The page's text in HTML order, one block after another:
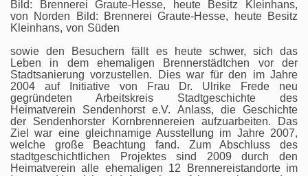
Bild: Brennerei Graute-Hesse, heute Besitz Kleinhans,
von Norden Bild: Brennerei Graute-Hesse, heute Besitz
Kleinhans, von Süden
sowie den Besuchern fällt es heute schwer, sich das
Leben in dem ehemaligen Brennerstädtchen vor der
Stadtsanierung vorzustellen. Dies war für den im Jahre
2004 auf Initiative von Frau Dr. Ulrike Frede neu
gegründeten Arbeitskreis Stadtgeschichte des
Heimatverein Sendenhorst e.V. Anlass, die Geschichte
der Sendenhorster Kornbrennereien aufzuarbeiten. Das
Ziel war eine gleichnamige Ausstellung im Jahre 2007,
welche große Beachtung fand. Zum Abschluss des
stadtgeschichtlichen Projektes sind 2009 durch den
Heimatverein alle ehemaligen 12 Brennereistandorte im